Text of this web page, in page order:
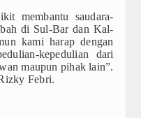
membantu saudara-
di Sul-Bar dan Kal-
kami harap dengan
kepedulian dari
maupun pihak lain”.
Febri.